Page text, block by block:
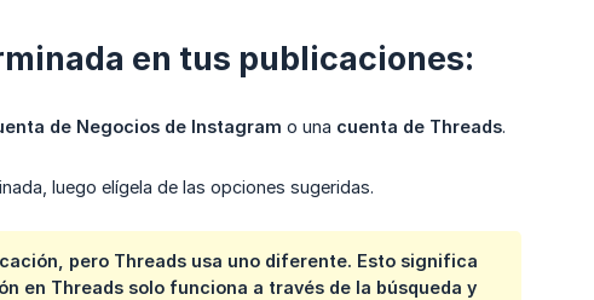
en tus publicaciones:
de Negocios de Instagram o una cuenta de Threads.
luego elígela de las opciones sugeridas.
pero Threads usa uno diferente. Esto significa
en Threads solo funciona a través de la búsqueda y